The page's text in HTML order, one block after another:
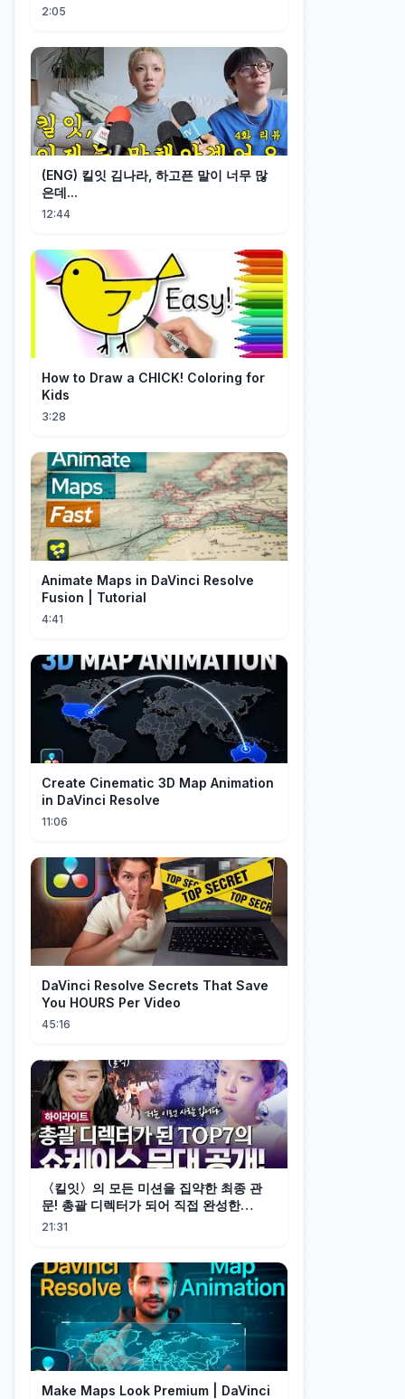
2:05
(ENG) 킬잇 김나라, 하고픈 말이 너무 많
은데...
12:44
How to Draw a CHICK! Coloring for
Kids
3:28
Animate Maps in DaVinci Resolve
Fusion | Tutorial
4:41
Create Cinematic 3D Map Animation
in DaVinci Resolve
11:06
DaVinci Resolve Secrets That Save
You HOURS Per Video
45:16
〈킬잇〉의 모든 미션을 집약한 최종 관
문! 총괄 디렉터가 되어 직접 완성한
TOP7의 쇼케이스 무대🎉 #highlight #
21:31
Make Maps Look Premium | DaVinci